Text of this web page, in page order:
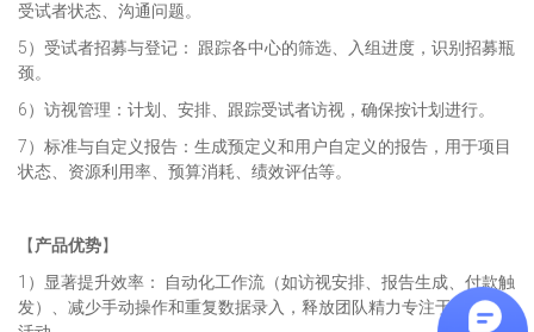
受试者状态、沟通问题。
5）受试者招募与登记： 跟踪各中心的筛选、入组进度，识别招募瓶
颈。
6）访视管理：计划、安排、跟踪受试者访视，确保按计划进行。
7）标准与自定义报告：生成预定义和用户自定义的报告，用于项目
状态、资源利用率、预算消耗、绩效评估等。
【产品优势】
1）显著提升效率： 自动化工作流（如访视安排、报告生成、付款触
发）、减少手动操作和重复数据录入，释放团队精力专注于高价值